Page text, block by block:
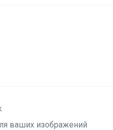
ваших изображений